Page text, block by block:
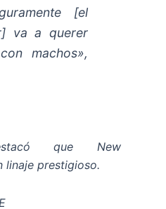
[el
va a querer
machos»,
que New
linaje prestigioso.